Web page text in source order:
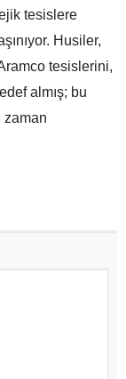
tesislere
Husiler,
tesislerini,
almış; bu
zaman